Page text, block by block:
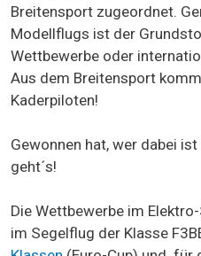
Breitensport zugeordnet.
Modellflugs ist der
Wettbewerbe oder
Aus dem Breitensport
Kaderpiloten!
Gewonnen hat, wer dabei
geht´s!
Die Wettbewerbe im
im Segelflug der Klasse